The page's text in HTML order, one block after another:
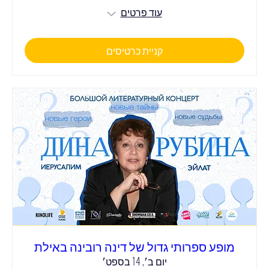
עוד פרטים
קניית כרטיסים
מופע ספרותי גדול של דינה רובינה באילת
יום ב׳, 14 בספט׳